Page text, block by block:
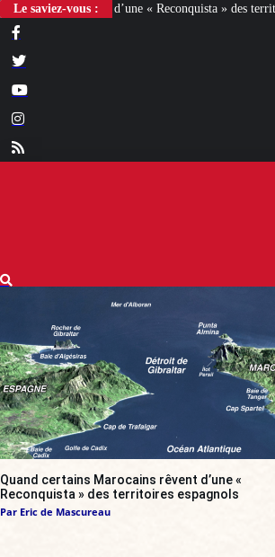
Le saviez-vous :
Reconquista » des territoires espagnols La
Quand certains Marocains rêvent d’une «
Reconquista » des territoires espagnols
Par Eric de Mascureau